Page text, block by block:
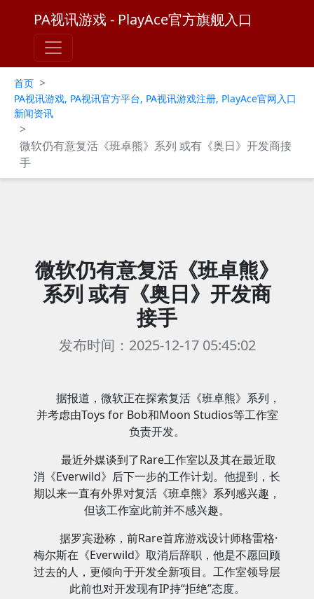
PA视讯游戏 - PlayAce官方旗舰入口
首页 >
PA视讯游戏, PA视讯官方平台, PA视讯游戏注册, PlayAce官网入口
新闻资讯
>
微软仍有意复活《班卓熊》系列 或有《奥日》开发商接
手
微软仍有意复活《班卓熊》
系列 或有《奥日》开发商
接手
发布时间：2025-12-17 05:45:02
据报道，微软正在探索复活《班卓熊》系列，
并考虑由Toys for Bob和Moon Studios等工作室
负责开发。
最近外媒谈到了Rare工作室以及其在最近取
消《Everwild》后下一步的工作计划。他提到，长
期以来一直有外界对复活《班卓熊》系列感兴趣，
但该工作室此前并不感兴趣。
据罗宾逊称，前Rare首席游戏设计师格雷格·
梅尔斯在《Everwild》取消后辞职，他是不愿回顾
过去的人，更倾向于开发全新项目。工作室领导层
此前也对开发现有IP持“拒绝”态度。